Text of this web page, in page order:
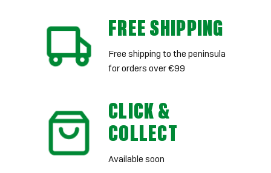
FREE SHIPPING
Free shipping to the peninsula
for orders over €99
CLICK &
COLLECT
Available soon